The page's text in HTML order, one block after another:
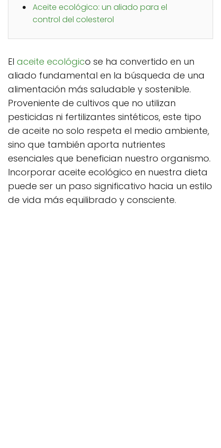
Aceite ecológico: un aliado para el
control del colesterol
El aceite ecológico se ha convertido en un
aliado fundamental en la búsqueda de una
alimentación más saludable y sostenible.
Proveniente de cultivos que no utilizan
pesticidas ni fertilizantes sintéticos, este tipo
de aceite no solo respeta el medio ambiente,
sino que también aporta nutrientes
esenciales que benefician nuestro organismo.
Incorporar aceite ecológico en nuestra dieta
puede ser un paso significativo hacia un estilo
de vida más equilibrado y consciente.